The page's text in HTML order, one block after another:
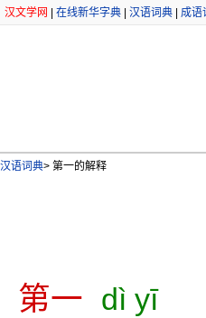
汉文学网 在线新华字典 汉语词典 成语
汉语词典> 第一的解释
第一 dì yī